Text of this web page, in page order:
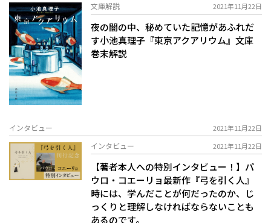
文庫解説 2021年11月22日
夜の闇の中、秘めていた記憶があふれだ
す――小池真理子『東京アクアリウム』文庫
巻末解説
インタビュー 2021年11月22日
インタビュー 2021年11月22日
【著者本人への特別インタビュー！】パ
ウロ・コエーリョ最新作『弓を引く人』――
時には、学んだことが何だったのか、じ
っくりと理解しなければならないことも
あるのです。